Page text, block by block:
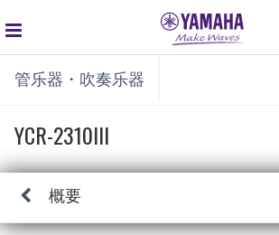
global
navigation
管乐器・吹奏乐器
YCR-2310III
概要